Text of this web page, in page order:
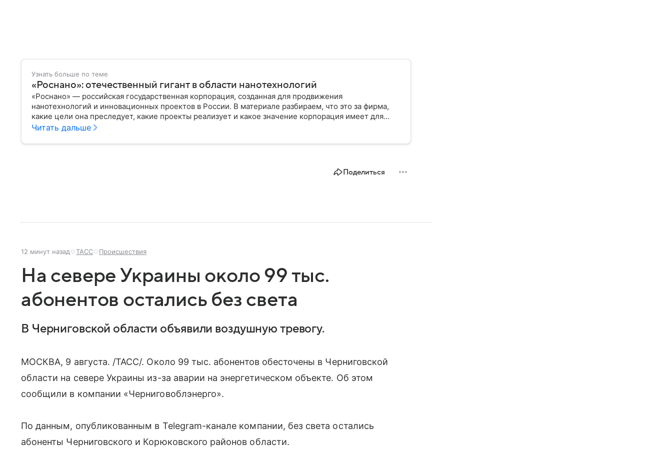
Узнать больше по теме
«Роснано»: отечественный гигант в области нанотехнологий
«Роснано» — российская государственная корпорация, созданная для продвижения
нанотехнологий и инновационных проектов в России. В материале разбираем, что это за фирма,
какие цели она преследует, какие проекты реализует и какое значение корпорация имеет для
России сегодня.
Читать дальше
Поделиться
12 минут назад ТАСС Происшествия
На севере Украины около 99 тыс.
абонентов остались без света
В Черниговской области объявили воздушную тревогу.
МОСКВА, 9 августа. /ТАСС/. Около 99 тыс. абонентов обесточены в Черниговской
области на севере Украины из-за аварии на энергетическом объекте. Об этом
сообщили в компании «Черниговоблэнерго».
По данным, опубликованным в Telegram-канале компании, без света остались
абоненты Черниговского и Корюковского районов области.